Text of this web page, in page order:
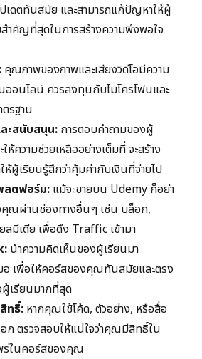
ดตทันสมัย และสามารถแก้ปัญหาให้ผู้
ำคัญที่สุดในการสร้างความพึงพอใจ
คุณภาพของภาพและเสียงวิดีโอมีความ
อนไลน์ ควรลงทุนกับไมโครโฟนและ
รฐาน
ะสนับสนุน: การตอบคำถามของผู้
ให้ความช่วยเหลืออย่างเต็มที่ จะสร้าง
ห้ผู้เรียนรู้สึกว่าคุ้มค่ากับเงินที่จ่ายไป
ลตฟอร์ม: แม้จะขายบน Udemy ก็อย่า
คุณผ่านช่องทางอื่นๆ เช่น บล็อก,
ลมีเดีย เพื่อดึง Traffic เข้ามา
นำความคิดเห็นของผู้เรียนมา
เพื่อให้คอร์สของคุณทันสมัยและตรง
เรียนมากที่สุด
ทธิ์: หากคุณใช้โค้ด, ตัวอย่าง, หรือสื่อ
ก ตรวจสอบให้แน่ใจว่าคุณมีสิทธิ์ใน
ร่ในคอร์สของคุณ